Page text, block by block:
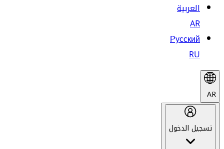
العربية
AR
Русский
RU
AR
تسجيل الدخول